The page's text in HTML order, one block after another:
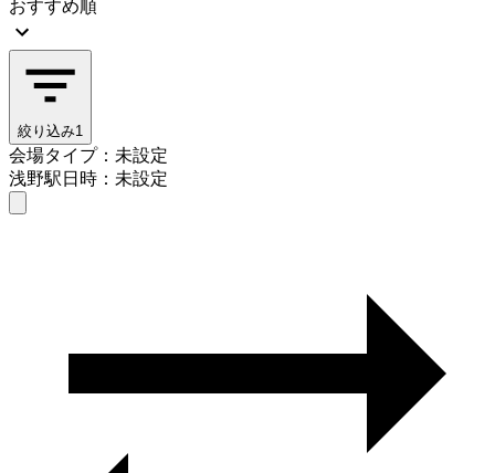
おすすめ順
絞り込み1
会場タイプ：未設定
浅野駅日時：未設定